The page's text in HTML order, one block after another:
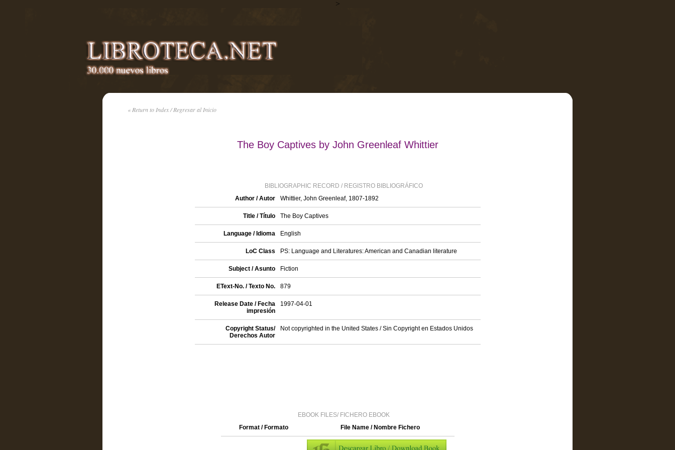
>
« Return to Index / Regresar al Inicio
The Boy Captives by John Greenleaf Whittier
BIBLIOGRAPHIC RECORD / REGISTRO BIBLIOGRÁFICO
Author / Autor
Whittier, John Greenleaf, 1807-1892
Title / Título The Boy Captives
Language / Idioma English
LoC Class PS: Language and Literatures: American and Canadian literature
Subject / Asunto Fiction
EText-No. / Texto No. 879
Release Date / Fecha
impresión
1997-04-01
Copyright Status/
Derechos Autor
Not copyrighted in the United States / Sin Copyright en Estados Unidos
EBOOK FILES/ FICHERO EBOOK
Format / Formato
File Name / Nombre Fichero